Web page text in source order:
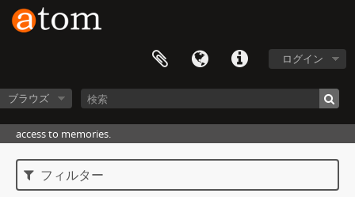
ログイン
ブラウズ
access to memories.
フィルター